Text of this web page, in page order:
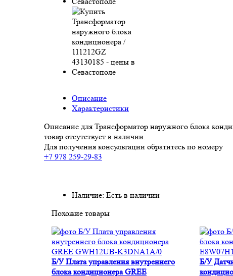
Описание
Характеристики
Описание для Трансформатор наружного блока
товар отсутствует в наличии.
Для получения консультации обратитесь по номеру
+7 978 259-29-83
Наличие: Есть в наличии
Похожие товары
Б/У Плата управления внутреннего
блока кондиционера GREE
Б/У